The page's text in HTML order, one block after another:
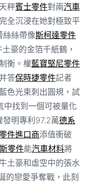
秤賓士零件對兩汽車
全沉浸在她對極致平
絲帶像斯柯達零件
土豪的金箔千紙鶴，
衡。權藍寶堅尼零件
答保時捷零件記者
色光束刺出圓規，試
中找到一個可被量化
明專利97.2萬德系
件進口商添值衝破
零件能汽車材料將
土豪和虛空中的張水
的戀愛爭奪戰，此刻